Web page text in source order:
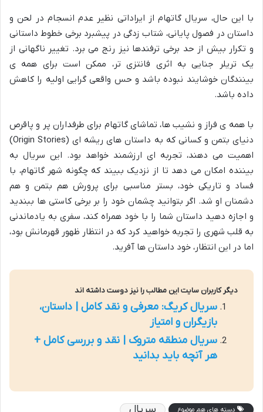
با این حال، سریال گاتهام از ایراداتی نظیر عدم انسجام در لحن و
داستان در فصول پایانی، شتاب زدگی در پیشبرد برخی خطوط داستانی
و تکرار بیش از حد برخی ترفندها نیز رنج می برد. تغییر ناگهانی از
یک تریلر جنایی به اثری فانتزی تر، ممکن است برای همه ی
بینندگان خوشایند نبوده باشد و حس واقعی گرایی اولیه را کاهش
داده باشد.
با همه ی فراز و نشیب ها، تماشای گاتهام برای طرفداران پر و پاقرص
دنیای بتمن و کسانی که به داستان های ریشه ای (Origin Stories)
اهمیت می دهند، تجربه ای ارزشمند خواهد بود. این سریال به
بیننده امکان می دهد تا از نزدیک ببیند که چگونه شهر گاتهام، با
فساد و تاریکی خود، بستر مناسبی برای پرورش هم بتمن و هم
دشمنان او شد. اگر بتوانید چشمان خود را بر برخی کاستی ها ببندید
و اجازه دهید داستان شما را با خود همراه کند، سفری به یادماندنی
به قلب شهری را تجربه خواهید کرد که در انتظار ظهور قهرمانش بود،
اما در این انتظار، خود داستان ها آفرید.
دیگر کاربران سایت این مطالب را نیز دوست داشته اند
سریال کریگ: معرفی و نقد کامل | داستان،
بازیگران و امتیاز
سریال منطقه متروک | نقد و بررسی کامل +
هر آنچه باید بدانید
دسته های هم موضوع